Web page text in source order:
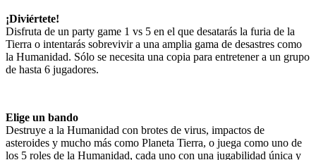
¡Diviértete!
Disfruta de un party game 1 vs 5 en el que desatarás la furia de la
Tierra o intentarás sobrevivir a una amplia gama de desastres como
la Humanidad. Sólo se necesita una copia para entretener a un grupo
de hasta 6 jugadores.
Elige un bando
Destruye a la Humanidad con brotes de virus, impactos de
asteroides y mucho más como Planeta Tierra, o juega como uno de
los 5 roles de la Humanidad, cada uno con una jugabilidad única y